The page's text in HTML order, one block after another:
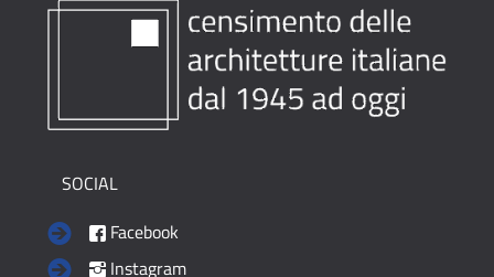
SOCIAL
Facebook
Instagram